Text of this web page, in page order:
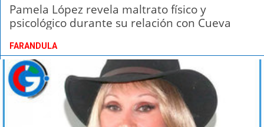
Pamela López revela maltrato físico y
psicológico durante su relación con Cueva
FARANDULA